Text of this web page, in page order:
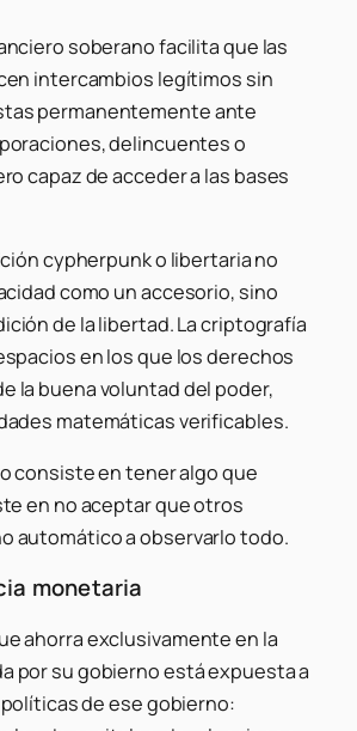
soberano facilita que las
intercambios legítimos sin
permanentemente ante
delincuentes o
capaz de acceder a las bases
cypherpunk o libertaria no
como un accesorio, sino
de la libertad. La criptografía
en los que los derechos
la buena voluntad del poder,
matemáticas verificables.
consiste en tener algo que
en no aceptar que otros
automático a observarlo todo.
monetaria
ahorra exclusivamente en la
por su gobierno está expuesta a
de ese gobierno: